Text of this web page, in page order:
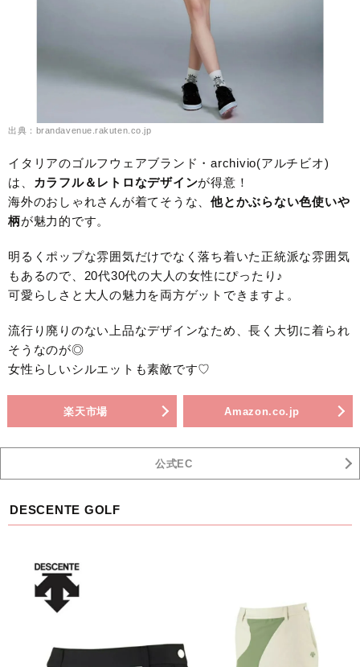
出典：brandavenue.rakuten.co.jp
イタリアのゴルフウェアブランド・archivio(アルチビオ)
は、
カラフル＆レトロなデザインが得意！
海外のおしゃれさんが着てそうな、 他とかぶらない色使いや
柄が魅力的です。
明るくポップな雰囲気だけでなく落ち着いた正統派な雰囲気
もあるので、20代30代の大人の女性にぴったり♪
可愛らしさと大人の魅力を両方ゲットできますよ。
流行り廃りのない上品なデザインなため、長く大切に着られ
そうなのが◎
女性らしいシルエットも素敵です♡
楽天市場 Amazon.co.jp
公式EC
DESCENTE GOLF